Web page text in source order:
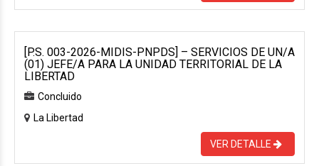
[P.S. 003-2026-MIDIS-PNPDS] – SERVICIOS DE UN/A
(01) JEFE/A PARA LA UNIDAD TERRITORIAL DE LA
LIBERTAD
Concluido
La Libertad
VER DETALLE